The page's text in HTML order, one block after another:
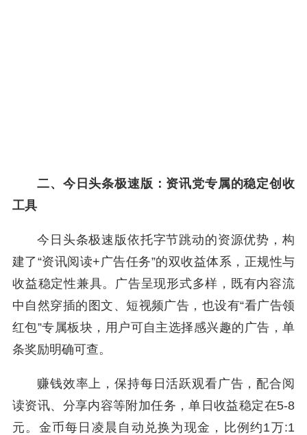
二、今日头条极速版：资讯党专属的稳定创收
工具
今日头条极速版依托字节跳动的资源优势，构
建了“资讯阅读+广告任务”的双收益体系，正规性与
收益稳定性兼具。广告呈现形式多样，既有内容流
中自然穿插的图文、短视频广告，也设有“看广告领
红包”专属板块，用户可自主选择感兴趣的广告，单
条奖励明确可查。
赚钱效率上，保持每日活跃观看广告，配合阅
读资讯、分享内容等附加任务，单日收益稳定在5-8
元。金币每日凌晨自动兑换为现金，比例约1万:1